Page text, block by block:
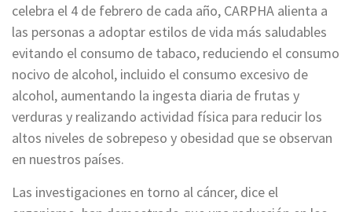
celebra el 4 de febrero de cada año, CARPHA alienta a
las personas a adoptar estilos de vida más saludables
evitando el consumo de tabaco, reduciendo el consumo
nocivo de alcohol, incluido el consumo excesivo de
alcohol, aumentando la ingesta diaria de frutas y
verduras y realizando actividad física para reducir los
altos niveles de sobrepeso y obesidad que se observan
en nuestros países.
Las investigaciones en torno al cáncer, dice el